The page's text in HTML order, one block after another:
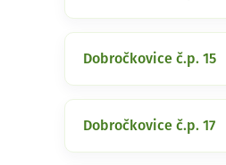
Dobročkovice č.p. 15
Dobročkovice č.p. 17